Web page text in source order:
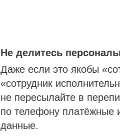
Не делитесь
Даже если это якобы
«сотрудник
не пересылайте в
по телефону платёжные
данные.